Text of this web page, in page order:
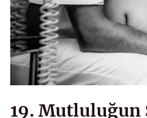
19. Mutluluğun